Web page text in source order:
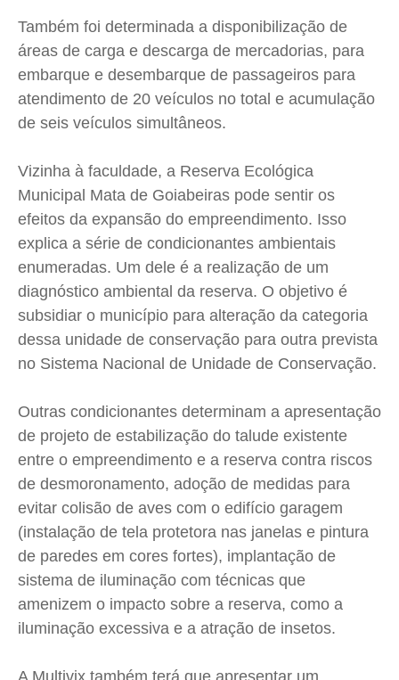
Também foi determinada a disponibilização de
áreas de carga e descarga de mercadorias, para
embarque e desembarque de passageiros para
atendimento de 20 veículos no total e acumulação
de seis veículos simultâneos.
Vizinha à faculdade, a Reserva Ecológica
Municipal Mata de Goiabeiras pode sentir os
efeitos da expansão do empreendimento. Isso
explica a série de condicionantes ambientais
enumeradas. Um dele é a realização de um
diagnóstico ambiental da reserva. O objetivo é
subsidiar o município para alteração da categoria
dessa unidade de conservação para outra prevista
no Sistema Nacional de Unidade de Conservação.
Outras condicionantes determinam a apresentação
de projeto de estabilização do talude existente
entre o empreendimento e a reserva contra riscos
de desmoronamento, adoção de medidas para
evitar colisão de aves com o edifício garagem
(instalação de tela protetora nas janelas e pintura
de paredes em cores fortes), implantação de
sistema de iluminação com técnicas que
amenizem o impacto sobre a reserva, como a
iluminação excessiva e a atração de insetos.